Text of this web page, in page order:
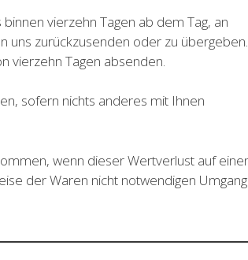
vierzehn Tagen ab dem Tag, an
uns zurückzusenden oder zu übergeben.
vierzehn Tagen absenden.
sofern nichts anderes mit Ihnen
wenn dieser Wertverlust auf
der Waren nicht notwendigen Umgang